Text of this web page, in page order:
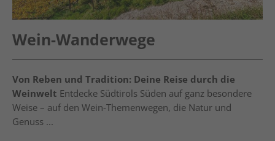
Wein-Wanderwege
Von Reben und Tradition: Deine Reise durch die
Weinwelt Entdecke Südtirols Süden auf ganz besondere
Weise – auf den Wein-Themenwegen, die Natur und
Genuss ...